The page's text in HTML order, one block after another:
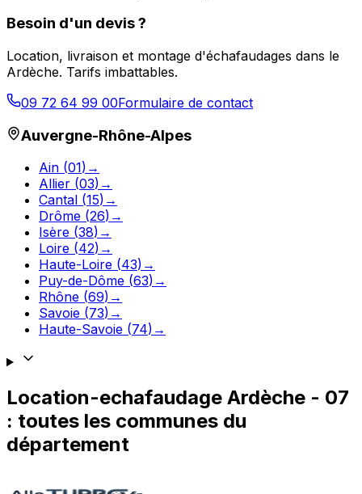
Besoin d'un devis ?
Location, livraison et montage d'échafaudages dans le
Ardèche. Tarifs imbattables.
09 72 64 99 00Formulaire de contact
Auvergne-Rhône-Alpes
Ain (01) →
Allier (03) →
Cantal (15) →
Drôme (26) →
Isère (38) →
Loire (42) →
Haute-Loire (43) →
Puy-de-Dôme (63) →
Rhône (69) →
Savoie (73) →
Haute-Savoie (74) →
Location-echafaudage Ardèche - 07
: toutes les communes du
département